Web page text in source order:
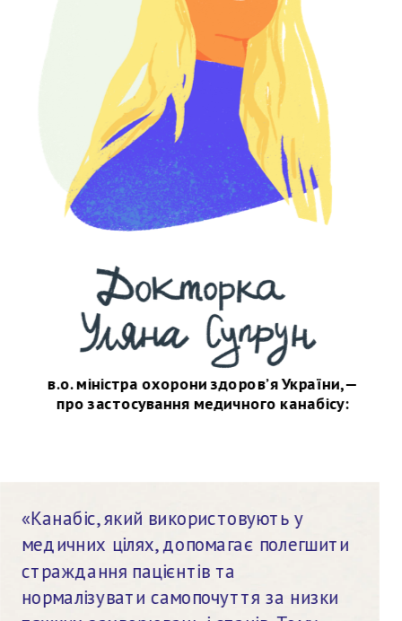
в.о. міністра охорони здоров’я України, —
про застосування медичного канабісу:
«Канабіс, який використовують у
медичних цілях, допомагає полегшити
страждання пацієнтів та
нормалізувати самопочуття за низки